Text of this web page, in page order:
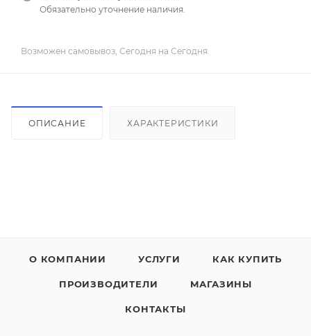
Обязательно уточнение наличия.
Возможен самовывоз, Сегодня на Сегодня.
ОПИСАНИЕ ХАРАКТЕРИСТИКИ
О КОМПАНИИ УСЛУГИ КАК КУПИТЬ
ПРОИЗВОДИТЕЛИ МАГАЗИНЫ
КОНТАКТЫ